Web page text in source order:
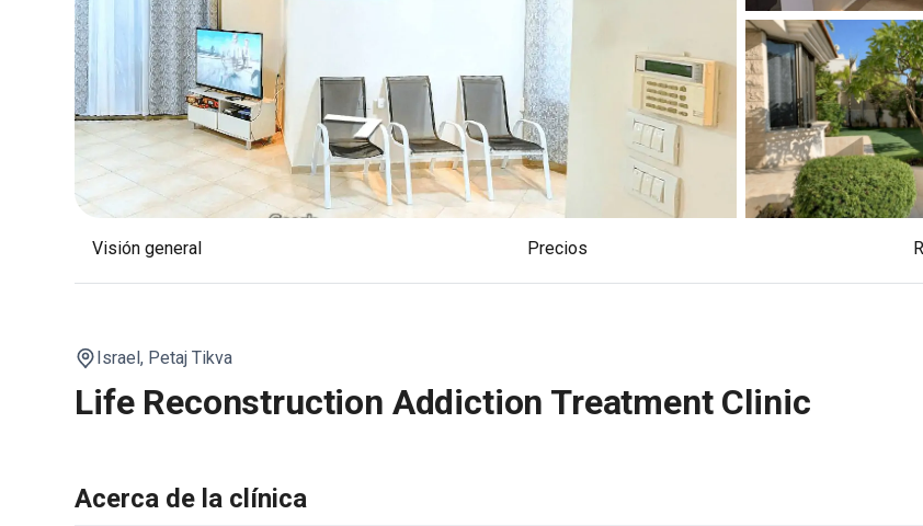
Visión general Precios
Israel, Petaj Tikva
Life Reconstruction Addiction Treatment Clinic
Acerca de la clínica